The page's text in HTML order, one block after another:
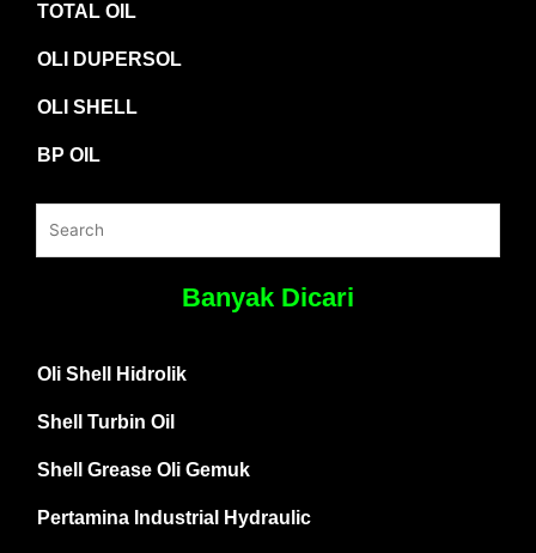
TOTAL OIL
OLI DUPERSOL
OLI SHELL
BP OIL
Banyak Dicari
Oli Shell Hidrolik
Shell Turbin Oil
Shell Grease Oli Gemuk
Pertamina Industrial Hydraulic